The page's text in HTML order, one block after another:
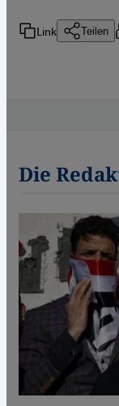
Link Teilen
Die